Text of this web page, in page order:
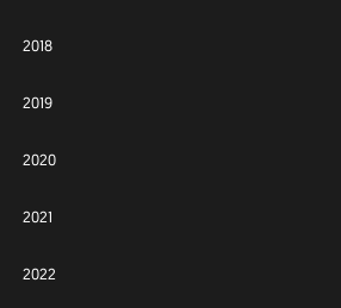
2018
2019
2020
2021
2022